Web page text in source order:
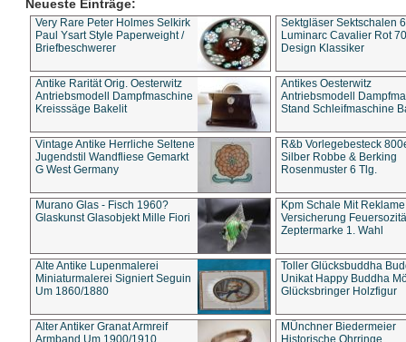
Neueste Einträge:
Very Rare Peter Holmes Selkirk
Paul Ysart Style Paperweight /
Briefbeschwerer
Sektgläser Sektschalen
Luminarc Cavalier Rot
Design Klassiker
Antike Rarität Orig. Oesterwitz
Antriebsmodell Dampfmaschine
Kreisssäge Bakelit
Antikes Oesterwitz
Antriebsmodell
Stand Schleifmaschine
Vintage Antike Herrliche Seltene
Jugendstil Wandfliese Gemarkt
G West Germany
R&b Vorlegebesteck
Silber Robbe & Berking
Rosenmuster 6 Tlg.
Murano Glas - Fisch 1960?
Glaskunst Glasobjekt Mille Fiori
Kpm Schale Mit Reklame
Versicherung
Zeptermarke 1. Wahl
Alte Antike Lupenmalerei
Miniaturmalerei Signiert Seguin
Um 1860/1880
Toller Glücksbuddha
Unikat Happy Buddha
Glücksbringer Holzfigur
Alter Antiker Granat Armreif
Armband Um 1900/1910
MÜnchner Biedermeier
Historische Ohrringe